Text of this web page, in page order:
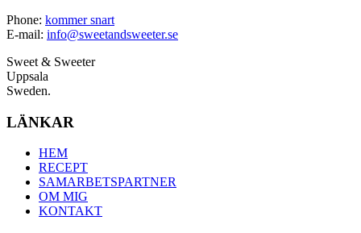
Phone: kommer snart
E-mail: info@sweetandsweeter.se
Sweet & Sweeter
Uppsala
Sweden.
LÄNKAR
HEM
RECEPT
SAMARBETSPARTNER
OM MIG
KONTAKT